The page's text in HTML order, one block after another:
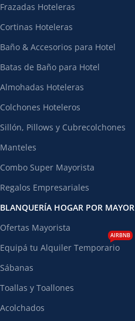
Frazadas Hoteleras
Cortinas Hoteleras
Baño & Accesorios para Hotel
Batas de Baño para Hotel
Almohadas Hoteleras
Colchones Hoteleros
Sillón, Pillows y Cubrecolchones
Manteles
Combo Super Mayorista
Regalos Empresariales
BLANQUERÍA HOGAR POR MAYOR
Ofertas Mayorista
Equipá tu Alquiler Temporario
AIRBNB
Sábanas
Toallas y Toallones
Acolchados